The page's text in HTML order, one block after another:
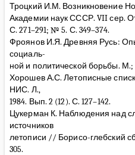
Троцкий И.М. Возникновение
Академии наук СССР. VII сер.
С. 271–291; № 5. С. 349–374.
Фроянов И.Я. Древняя Русь:
социаль-
ной и политической борьбы. М.;
Хорошев А.С. Летописные
НИС. Л.,
1984. Вып. 2 (12). С. 127–142.
Цукерман К. Наблюдения над
источников
летописи // Борисо-глебский
305.